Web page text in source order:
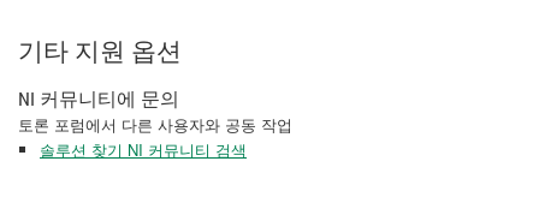
기타 지원 옵션
NI 커뮤니티에 문의
토론 포럼에서 다른 사용자와 공동 작업
솔루션 찾기 NI 커뮤니티 검색